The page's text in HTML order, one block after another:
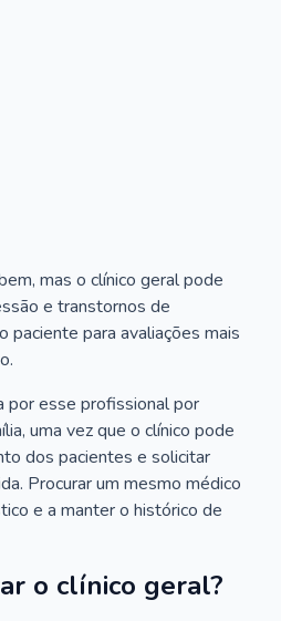
mas o clínico geral pode
e transtornos de
paciente para avaliações mais
por esse profissional por
uma vez que o clínico pode
dos pacientes e solicitar
Procurar um mesmo médico
e a manter o histórico de
o clínico geral?